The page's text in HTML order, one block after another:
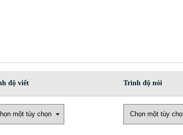
độ viết Trình độ nói